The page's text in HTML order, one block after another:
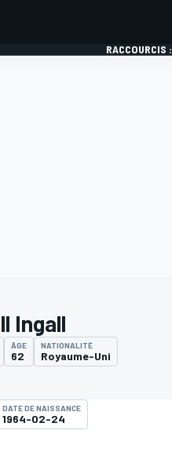
RACCOURCIS :
Ingall
ÂGE
62
NATIONALITÉ
Royaume-Uni
DATE DE NAISSANCE
1964-02-24